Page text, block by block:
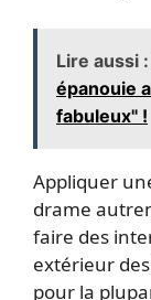
Lire aussi :
épanouie
fabuleux" !
Appliquer
drame
faire des
extérieur
pour la